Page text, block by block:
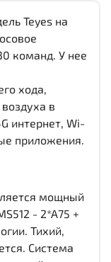
Teyes на
команд. У нее
хода,
в
интернет, Wi-
приложения.
мощный
- 2*A75 +
Тихий,
Система